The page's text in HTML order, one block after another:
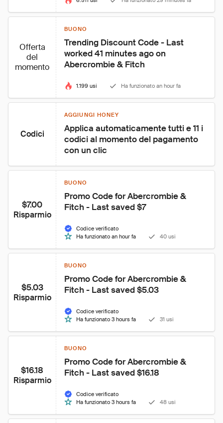
Offerta
del
momento
BUONO
Trending Discount Code - Last
worked 41 minutes ago on
Abercrombie & Fitch
1.199 usi Ha funzionato an hour fa
Codici
AGGIUNGI HONEY
Applica automaticamente tutti e 11 i
codici al momento del pagamento
con un clic
$7.00
Risparmio
BUONO
Promo Code for Abercrombie &
Fitch - Last saved $7
Codice verificato
Ha funzionato an hour fa
40 usi
$5.03
Risparmio
BUONO
Promo Code for Abercrombie &
Fitch - Last saved $5.03
Codice verificato
Ha funzionato 3 hours fa
31 usi
$16.18
Risparmio
BUONO
Promo Code for Abercrombie &
Fitch - Last saved $16.18
Codice verificato
Ha funzionato 3 hours fa
48 usi